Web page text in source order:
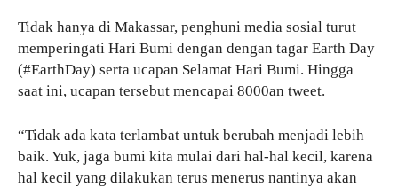
Tidak hanya di Makassar, penghuni media sosial turut
memperingati Hari Bumi dengan dengan tagar Earth Day
(#EarthDay) serta ucapan Selamat Hari Bumi. Hingga
saat ini, ucapan tersebut mencapai 8000an tweet.
“Tidak ada kata terlambat untuk berubah menjadi lebih
baik. Yuk, jaga bumi kita mulai dari hal-hal kecil, karena
hal kecil yang dilakukan terus menerus nantinya akan